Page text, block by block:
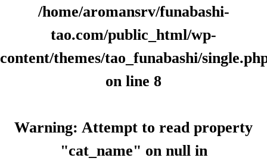
/home/aromansrv/funabashi-
tao.com/public_html/wp-
content/themes/tao_funabashi/
on line 8
Warning: Attempt to read property
"cat_name" on null in